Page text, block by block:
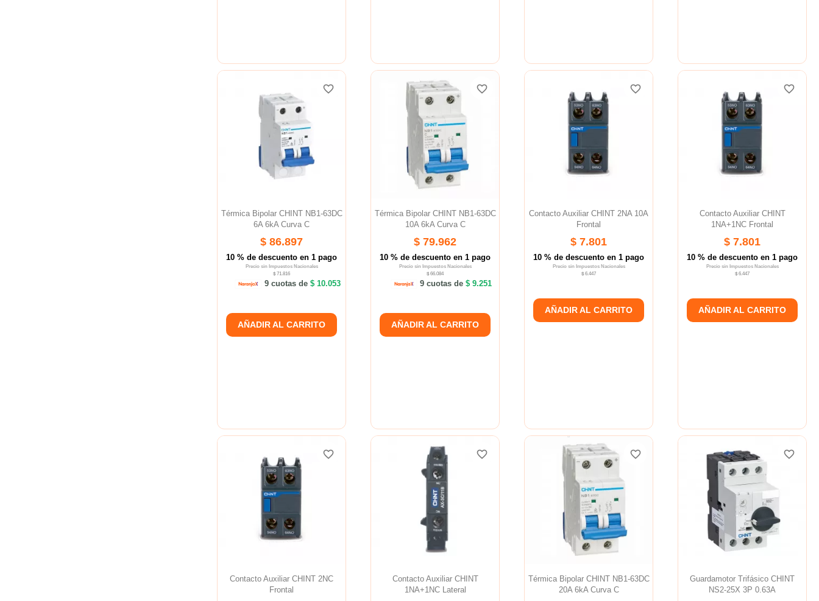
Térmica Bipolar CHINT NB1-63DC
6A 6kA Curva C
$ 86.897
10 % de descuento en 1 pago
Precio sin Impuestos Nacionales
$ 71.816
9 cuotas de $ 10.053
AÑADIR AL CARRITO
favorite_border
favorite_border
favorite_border
Térmica Bipolar CHINT NB1-63DC
10A 6kA Curva C
$ 79.962
10 % de descuento en 1 pago
Precio sin Impuestos Nacionales
$ 66.084
9 cuotas de$ 9.251
AÑADIR AL CARRITO
favorite_border
favorite_border
favorite_border
Contacto Auxiliar CHINT 2NA 10A
Frontal
$ 7.801
10 % de descuento en 1 pago
Precio sin Impuestos Nacionales
$ 6.447
AÑADIR AL CARRITO
favorite_border
favorite_border
favorite_border
Contacto Auxiliar CHINT
1NA+1NC Frontal
$ 7.801
10 % de descuento en 1 pago
Precio sin Impuestos Nacionales
$ 6.447
AÑADIR AL CARRITO
favorite_border
favorite_border
favorite_border
Contacto Auxiliar CHINT 2NC
Frontal
favorite_border
favorite_border
favorite_border
Contacto Auxiliar CHINT
1NA+1NC Lateral
favorite_border
favorite_border
favorite_border
Térmica Bipolar CHINT NB1-63DC
20A 6kA Curva C
favorite_border
favorite_border
favorite_border
Guardamotor Trifásico CHINT
NS2-25X 3P 0.63A
favorite_border
favorite_border
favorite_border